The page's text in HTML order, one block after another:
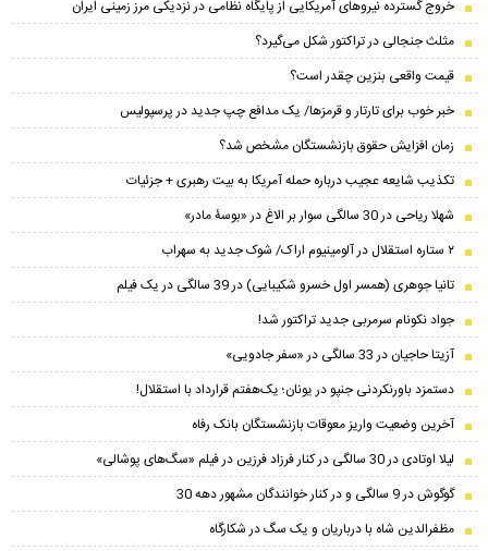
خروج گسترده نیروهای آمریکایی از پایگاه نظامی در نزدیکی مرز زمینی ایران
مثلث جنجالی در تراکتور شکل می‌گیرد؟
قیمت واقعی بنزین چقدر است؟
خبر خوب برای تارتار و قرمزها/ یک مدافع چپ جدید در پرسپولیس
زمان افزایش حقوق بازنشستگان مشخص شد؟
تکذیب شایعه عجیب درباره حمله آمریکا به بیت رهبری + جزئیات
شهلا ریاحی در 30 سالگی سوار بر الاغ در «بوسۀ مادر»
۲ ستاره استقلال در آلومینیوم اراک/ شوک جدید به سهراب
تانیا جوهری (همسر اول خسرو شکیبایی) در 39 سالگی در یک فیلم
جواد نکونام سرمربی جدید تراکتور شد!
آزیتا حاجیان در 33 سالگی در «سفر جادویی»
دستمزد باورنکردنی جنپو در یونان؛ یک‌هفتم قرارداد با استقلال!
آخرین وضعیت واریز معوقات بازنشستگان بانک رفاه
لیلا اوتادی در 30 سالگی در کنار فرزاد فرزین در فیلم «سگ‌های پوشالی»
گوگوش در 9 سالگی و در کنار خوانندگان مشهور دهه 30
مظفرالدین شاه با درباریان و یک سگ در شکارگاه